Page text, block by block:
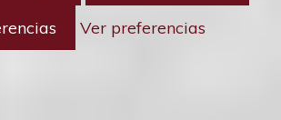
Ver preferencias